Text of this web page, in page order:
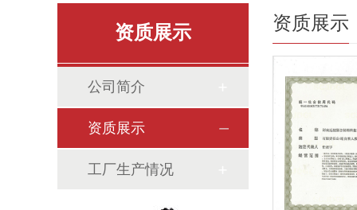
资质展示
资质展示
公司简介
资质展示
工厂生产情况